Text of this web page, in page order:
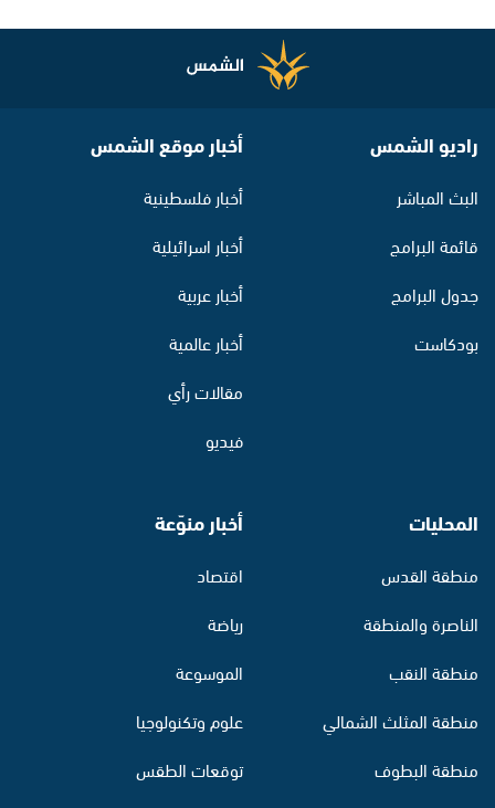
راديو الشمس
البث المباشر
قائمة البرامج
جدول البرامج
بودكاست
أخبار موقع الشمس
أخبار فلسطينية
أخبار اسرائيلية
أخبار عربية
أخبار عالمية
مقالات رأي
فيديو
المحليات
منطقة القدس
الناصرة والمنطقة
منطقة النقب
منطقة المثلث الشمالي
منطقة البطوف
أخبار منوّعة
اقتصاد
رياضة
الموسوعة
علوم وتكنولوجيا
توقعات الطقس